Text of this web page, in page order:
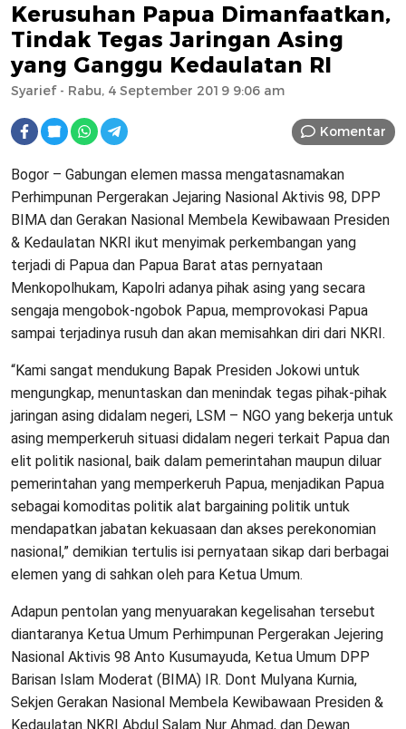
Kerusuhan Papua Dimanfaatkan,
Tindak Tegas Jaringan Asing
yang Ganggu Kedaulatan RI
Syarief- Rabu, 4 September 2019 9:06 am
Komentar
Bogor – Gabungan elemen massa mengatasnamakan
Perhimpunan Pergerakan Jejaring Nasional Aktivis 98, DPP
BIMA dan Gerakan Nasional Membela Kewibawaan Presiden
& Kedaulatan NKRI ikut menyimak perkembangan yang
terjadi di Papua dan Papua Barat atas pernyataan
Menkopolhukam, Kapolri adanya pihak asing yang secara
sengaja mengobok-ngobok Papua, memprovokasi Papua
sampai terjadinya rusuh dan akan memisahkan diri dari NKRI.
“Kami sangat mendukung Bapak Presiden Jokowi untuk
mengungkap, menuntaskan dan menindak tegas pihak-pihak
jaringan asing didalam negeri, LSM – NGO yang bekerja untuk
asing memperkeruh situasi didalam negeri terkait Papua dan
elit politik nasional, baik dalam pemerintahan maupun diluar
pemerintahan yang memperkeruh Papua, menjadikan Papua
sebagai komoditas politik alat bargaining politik untuk
mendapatkan jabatan kekuasaan dan akses perekonomian
nasional,” demikian tertulis isi pernyataan sikap dari berbagai
elemen yang di sahkan oleh para Ketua Umum.
Adapun pentolan yang menyuarakan kegelisahan tersebut
diantaranya Ketua Umum Perhimpunan Pergerakan Jejering
Nasional Aktivis 98 Anto Kusumayuda, Ketua Umum DPP
Barisan Islam Moderat (BIMA) IR. Dont Mulyana Kurnia,
Sekjen Gerakan Nasional Membela Kewibawaan Presiden &
Kedaulatan NKRI Abdul Salam Nur Ahmad, dan Dewan